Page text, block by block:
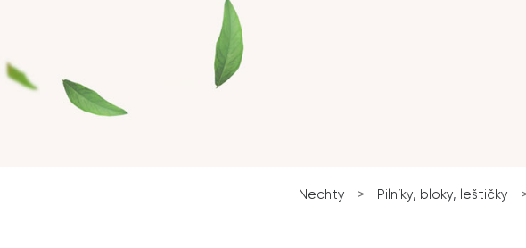
Nechty > Pilníky, bloky, leštičky >